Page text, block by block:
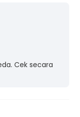
Cek secara